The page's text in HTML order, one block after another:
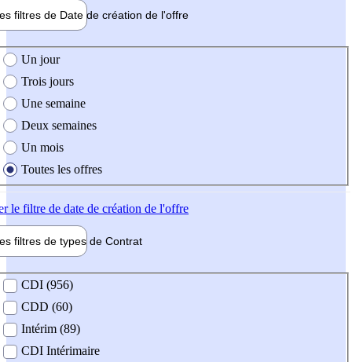
filtres de Date de création de l'offre
création de l'offre
Un jour
Trois jours
Une semaine
Deux semaines
Un mois
Toutes les offres
le filtre de date de création de l'offre
filtres de types de Contrat
contrat
CDI (956)
CDD (60)
Intérim (89)
CDI Intérimaire